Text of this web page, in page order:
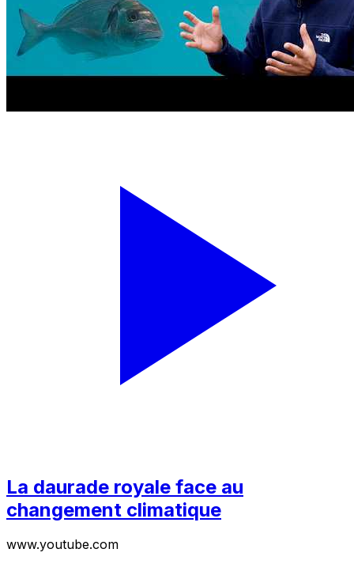
La daurade royale face au
changement climatique
www.youtube.com